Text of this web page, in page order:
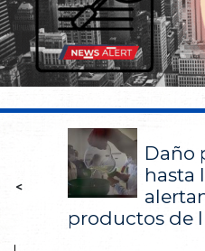
<
Daño
hasta
productos de